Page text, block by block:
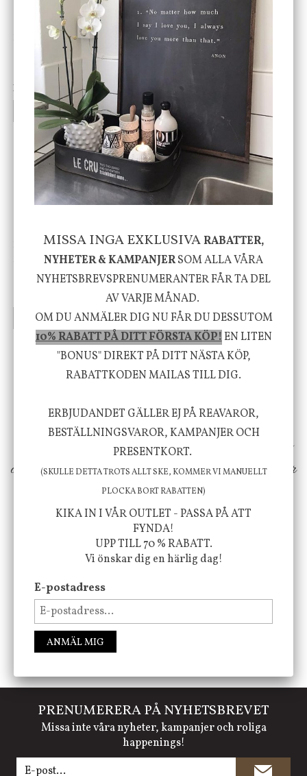
Cloudy kruka mini, vit
199 kr
INFO KÖP
Star Trading
Bordslampa Mushroom
vit, Utomhus
499 kr
INFO
House Doctor
Skål, Hands marmor
-20%
INFO KÖP
Nicolas Vahé
Serveringsfat, Ostron,
Stengods
415 kr
INFO KÖP
Vi vill förmedla känsla, upplevelse och
inspiration från naturen och dess färgpalett
erbjuder vi omsorgsfullt utvalda produkter som
ökar trivsel i ditt hem och ger det lilla extra för
att öka ditt välmående!
FÖLJ OSS PÅ INSTAGRAM @JBHOME
PRENUMERERA PÅ NYHETSBREVET
Missa inte våra nyheter, kampanjer och roliga
happenings!
MISSA INGA EXKLUSIVARABATTER,
NYHETER & KAMPANJERSOM ALLA VÅRA
NYHETSBREVSPRENUMERANTER FÅR TA DEL
AV VARJE MÅNAD.
OM DU ANMÄLER DIG NU FÅR DU DESSUTOM
10% RABATT PÅ DITT FÖRSTA KÖP!EN LITEN
"BONUS" DIREKT PÅ DITT NÄSTA KÖP,
RABATTKODEN MAILAS TILL DIG.
ERBJUDANDET GÄLLER EJ PÅ REAVAROR,
BESTÄLLNINGSVAROR, KAMPANJER OCH
PRESENTKORT.
(SKULLE DETTA TROTS ALLT SKE, KOMMER VI MANUELLT
PLOCKA BORT RABATTEN)
KIKA IN I VÅR OUTLET - PASSA PÅ ATT
FYNDA!
UPP TILL 70 % RABATT.
Vi önskar dig en härlig dag!
E-postadress
ANMÄL MIG